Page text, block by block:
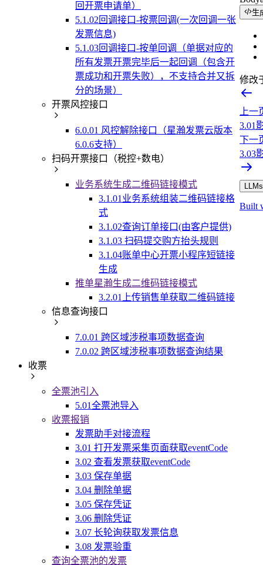
回开票申请单）
5.1.02回调接口-按票回调(一次回调一张
发票信息)
5.1.03回调接口-按单回调（单据对应的
所有发票开票完毕后一起回调（包含开
票成功和开票失败），不支持合并又拆
分的场景）
开票风控接口
6.0.01 风控解除接口（星瀚发票云版本
6.0.6支持）
扫码开票接口（税控+数电）
业务系统生成二维码链接模式
3.1.01业务系统组装二维码链接格
式
3.1.02查询订单接口(由客户提供)
3.1.03 扫码提交购方抬头规则
3.1.04账单中心开票小程序短链接
生成
推单星瀚生成二维码链接模式
3.2.01上传销售单获取二维码链接
信息查询接口
7.0.01 跨区域涉税事项数据查询
7.0.02 跨区域涉税事项数据查询结果
收票
全票池引入
5.01全票池导入
收票报销
发票助手对接流程
3.01 打开发票采集页面获取eventCode
3.02 查看发票获取eventCode
3.03 保存单据
3.04 删除单据
3.05 保存凭证
3.06 删除凭证
3.07 长轮询获取发票信息
3.08 发票验重
查询全票池的发票
生
修改
上一
3.01
下一
3.03
Built